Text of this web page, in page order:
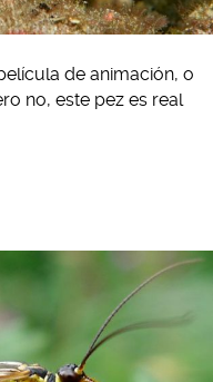
de animación, o
no, este pez es real